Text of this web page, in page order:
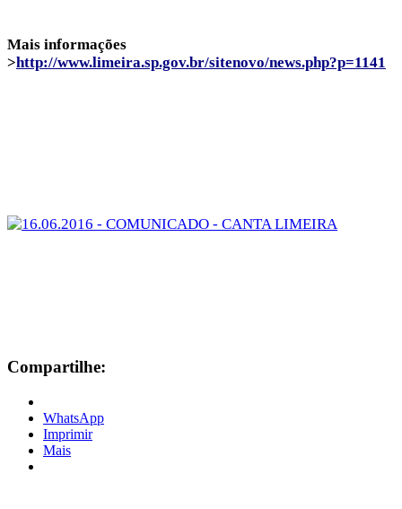
Mais informações
>http://www.limeira.sp.gov.br/sitenovo/news.php?p=1141
Compartilhe:
WhatsApp
Imprimir
Mais